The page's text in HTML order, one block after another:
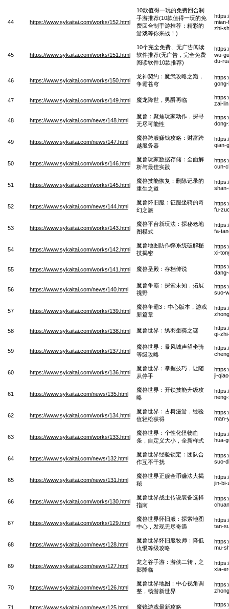
44 https://www.sykaitai.com/works/152.html
10款值得一玩的免费回合制
手游推荐(10款值得一玩的免
费回合制手游推荐：精彩的
游戏等你来战！)
zhi-
45 https://www.sykaitai.com/works/151.html
10个完全免费、无广告阅读
软件推荐(无广告，完全免费
阅读软件10款推荐)
wu-
du-
46 https://www.sykaitai.com/works/150.html
龙神契约：魔武攻略之巅，
争霸苍穹
47 https://www.sykaitai.com/works/149.html 魔龙降世，男爵再临
zai-
48 https://www.sykaitai.com/news/148.html
魔兽：聚焦玩家动作，探寻
无尽可能性
49 https://www.sykaitai.com/news/147.html
魔兽跨服赚钱攻略：财富跨
越服务器
qian-
50 https://www.sykaitai.com/works/146.html
魔兽玩家数据存储：全面解
析与最佳实践
cun-
51 https://www.sykaitai.com/works/145.html
魔兽技能恢复：删除记录的
重生之道
52 https://www.sykaitai.com/news/144.html
魔兽怀旧服：征服坐骑的奇
幻之旅
fu-
53 https://www.sykaitai.com/works/143.html
魔兽平台新玩法：探秘老地
图模式
fa-
54 https://www.sykaitai.com/works/142.html
魔兽地图防作弊系统破解秘
技揭密
xi-
55 https://www.sykaitai.com/works/141.html 魔兽圣殿：存档传说
56 https://www.sykaitai.com/news/140.html
魔兽争霸：探索未知，拓展
视野
suo-
57 https://www.sykaitai.com/works/139.html
魔兽争霸3：中心版本，游戏
新篇章
58 https://www.sykaitai.com/works/138.html 魔兽世界：绣羽坐骑之谜
qi-
59 https://www.sykaitai.com/works/137.html
魔兽世界：暴风城声望坐骑
等级攻略
60 https://www.sykaitai.com/works/136.html
魔兽世界：掌握技巧，让随
从停手
ji-
61 https://www.sykaitai.com/news/135.html
魔兽世界：开锁技能升级攻
略
62 https://www.sykaitai.com/works/134.html
魔兽世界：古树漫游，经验
值轻松获得
man-
63 https://www.sykaitai.com/works/133.html
魔兽世界：个性化怪物血
条，自定义大小，全新样式
hua-
64 https://www.sykaitai.com/news/132.html
魔兽世界经验锁定：团队合
作互不干扰
suo-
65 https://www.sykaitai.com/news/131.html
魔兽世界正服金币赚法大揭
秘
jin-bi-
66 https://www.sykaitai.com/works/130.html
魔兽世界战士传说装备选择
指南
67 https://www.sykaitai.com/works/129.html
魔兽世界怀旧服：探索地图
中心，发现无尽奇遇
tan-
68 https://www.sykaitai.com/news/128.html
魔兽世界怀旧服牧师：降低
仇恨等级攻略
mu-
69 https://www.sykaitai.com/news/127.html
龙之谷手游：游侠二转，之
影降临
xia-
70 https://www.sykaitai.com/news/126.html
魔兽世界地图：中心视角调
整，畅游新世界
71 https://www.sykaitai.com/news/125.html 魔镜游戏最新攻略